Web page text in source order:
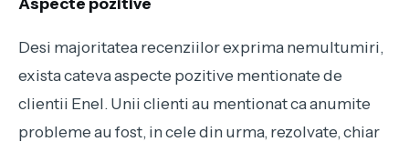
Desi majoritatea recenziilor exprima nemultumiri,
exista cateva aspecte pozitive mentionate de
clientii Enel. Unii clienti au mentionat ca anumite
probleme au fost, in cele din urma, rezolvate, chiar